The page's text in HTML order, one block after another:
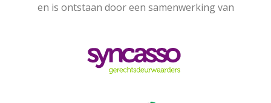
en is ontstaan door een samenwerking van